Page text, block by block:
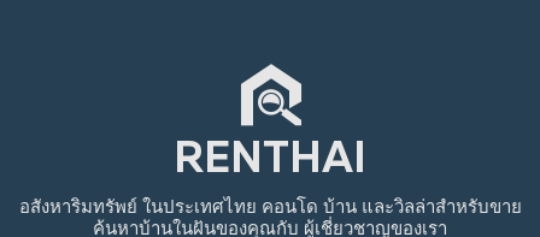
อสังหาริมทรัพย์ ในประเทศไทย คอนโด บ้าน และวิลล่าสำหรับขาย
ค้นหาบ้านในฝันของคุณกับ ผู้เชี่ยวชาญของเรา